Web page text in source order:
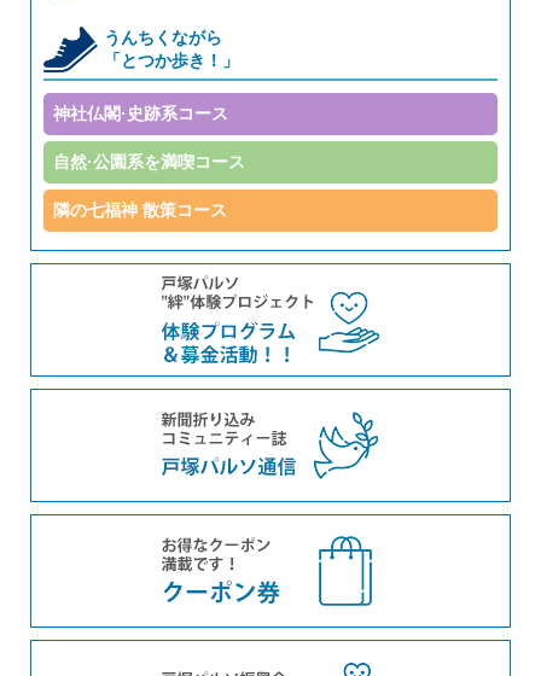
うんちくながら
「とつか歩き！」
神社仏閣·史跡系コース
自然·公園系を満喫コース
隣の七福神 散策コース